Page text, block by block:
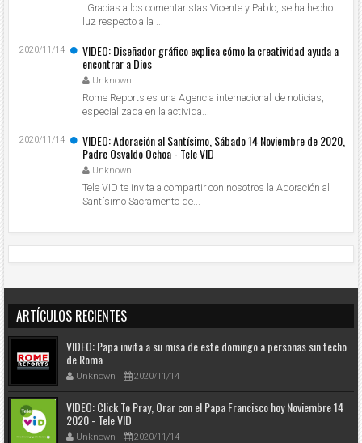
Gracias a los comentaristas Vicente y Pablo, se ha hecho
luz respecto a la ...
VIDEO: Diseñador gráfico explica cómo la creatividad ayuda a
encontrar a Dios
Unknown
2020/11/14
Rome Reports es una Agencia internacional de noticias,
especializada en la activida...
VIDEO: Adoración al Santísimo, Sábado 14 Noviembre de 2020,
Padre Osvaldo Ochoa - Tele VID
Unknown
2020/11/14
Tele VID te invita a compartir con nosotros la Adoración al
Santísimo Sacramento de...
ARTÍCULOS RECIENTES
VIDEO: Papa invita a su misa de este domingo a personas sin techo
de Roma
Unknown 2020/11/14
VIDEO: Click To Pray, Orar con el Papa Francisco hoy Noviembre 14
2020 - Tele VID
Unknown 2020/11/14